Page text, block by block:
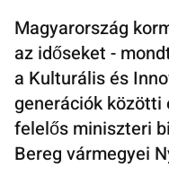
Magyarország
az időseket -
a Kulturális és
generációk
felelős miniszteri
Bereg vármegyei